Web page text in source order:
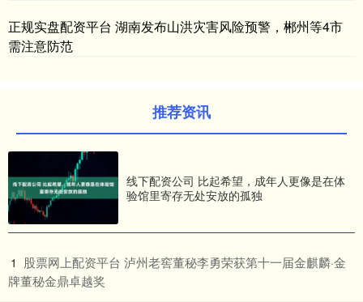
正规实盘配资平台 湖南发布山洪灾害风险预警，郴州等4市
需注意防范
推荐资讯
线下配资公司 比起希望，成年人更像是在体
验馆里寄存无处安放的孤独
1 ​股票网上配资平台 泸州老窖董秘李勇荣获第十一届金麒麟·金
牌董秘金鼎卓越奖